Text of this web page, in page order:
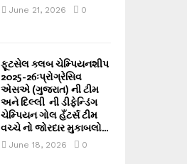
June 21, 2026 0
ફૂટસેલ ક્લબ ચેમ્પિયનશીપ
2025-26ઃપ્રોગ્રેસિવ
એસએ (ગુજરાત) ની ટીમ
અને દિલ્લી ની ડીફેન્ડિંગ
ચેમ્પિયન ગોલ હઁટર્સ ટીમ
વચ્ચે નો જોરદાર મુકાબલો...
June 18, 2026 0